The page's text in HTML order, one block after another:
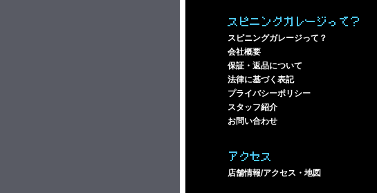
スピニングガレージって？
スピニングガレージって？
会社概要
保証・返品について
法律に基づく表記
プライバシーポリシー
スタッフ紹介
お問い合わせ
アクセス
店舗情報/アクセス・地図